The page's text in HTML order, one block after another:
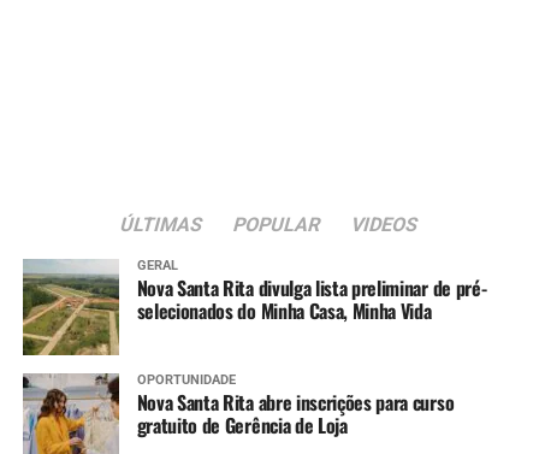
ÚLTIMAS POPULAR VIDEOS
GERAL
Nova Santa Rita divulga lista preliminar de pré-
selecionados do Minha Casa, Minha Vida
OPORTUNIDADE
Nova Santa Rita abre inscrições para curso
gratuito de Gerência de Loja